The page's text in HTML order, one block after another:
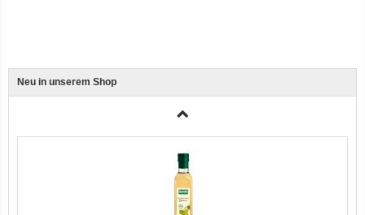
Neu in unserem Shop